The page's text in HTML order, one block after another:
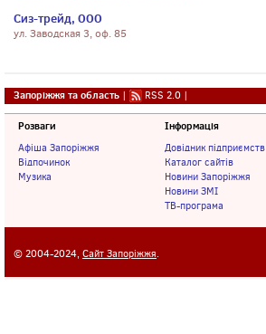
Сиз-трейд, ООО
ул. Заводская 3, оф. 85
Запоріжжя та область | RSS 2.0 |
Розваги
Афіша Запоріжжя
Відпочинок
Музика
Інформація
Довідник підприємств
Каталог сайтів
Новини Запоріжжя
Новини ЗМІ
ТВ-програма
© 2004-2024, Сайт Запоріжжя.